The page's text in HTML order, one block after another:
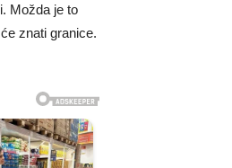
Možda je to
znati granice.